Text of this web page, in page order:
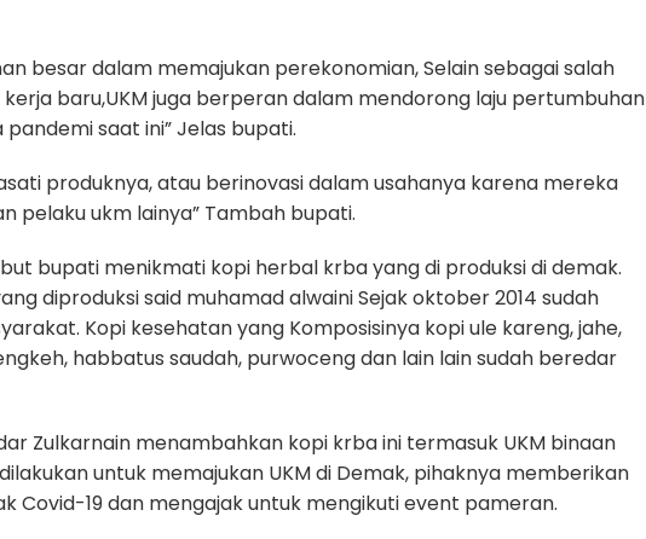
besar dalam memajukan perekonomian, Selain sebagai salah
baru,UKM juga berperan dalam mendorong laju pertumbuhan
saat ini” Jelas bupati.
produknya, atau berinovasi dalam usahanya karena mereka
pelaku ukm lainya” Tambah bupati.
bupati menikmati kopi herbal krba yang di produksi di demak.
diproduksi said muhamad alwaini Sejak oktober 2014 sudah
Kopi kesehatan yang Komposisinya kopi ule kareng, jahe,
habbatus saudah, purwoceng dan lain lain sudah beredar
Zulkarnain menambahkan kopi krba ini termasuk UKM binaan
untuk memajukan UKM di Demak, pihaknya memberikan
Covid-19 dan mengajak untuk mengikuti event pameran.